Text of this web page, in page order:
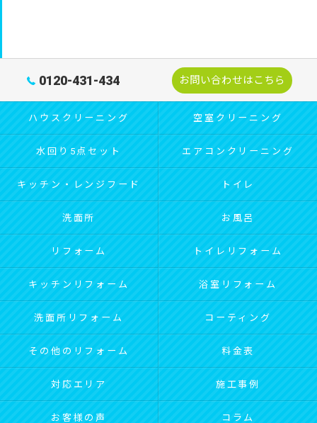
0120-431-434 お問い合わせはこちら
ハウスクリーニング 空室クリーニング
水回り5点セット エアコンクリーニング
キッチン・レンジフード トイレ
洗面所 お風呂
リフォーム トイレリフォーム
キッチンリフォーム 浴室リフォーム
洗面所リフォーム コーティング
その他のリフォーム 料金表
対応エリア 施工事例
お客様の声 コラム